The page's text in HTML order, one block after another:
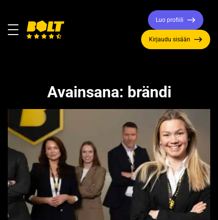
Valikko
Luo profiili
Kirjaudu sisään
Avainsana: brändi